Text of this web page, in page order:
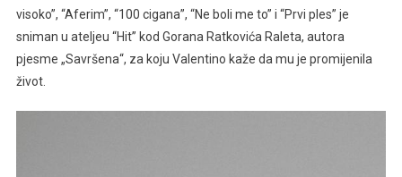
I
Objavio
Drugi
visoko”, “Aferim”, “100 cigana”, “Ne boli me to” i “Prvi ples” je
sniman u ateljeu “Hit” kod Gorana Ratkovića Raleta, autora
pjesme „Savršena“, za koju Valentino kaže da mu je promijenila
život.